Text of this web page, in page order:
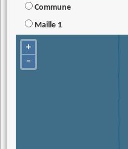
Commune
Maille 1
+
−